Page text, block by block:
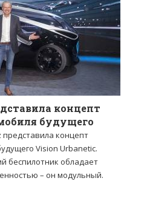
концепт
будущего
концепт
Vision Urbanetic.
беспилотник обладает
– он модульный.